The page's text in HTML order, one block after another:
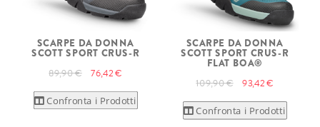
SCARPE DA DONNA
SCOTT SPORT CRUS-R
89,90 € 76,42 €
Confronta i Prodotti
SCARPE DA DONNA
SCOTT SPORT CRUS-R
FLAT BOA®
109,90 € 93,42 €
Confronta i Prodotti